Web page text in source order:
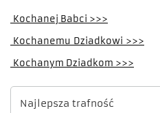
Kochanej Babci >>>
Kochanemu Dziadkowi >>>
Kochanym Dziadkom >>>
Zmień sortowanie
Najlepsza trafność